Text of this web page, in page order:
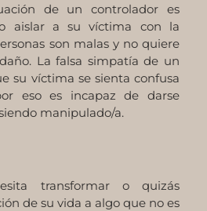
de un controlador es
aislar a su víctima con la
son malas y no quiere
La falsa simpatía de un
su víctima se sienta confusa
eso es incapaz de darse
manipulado/a.
transformar o quizás
de su vida a algo que no es